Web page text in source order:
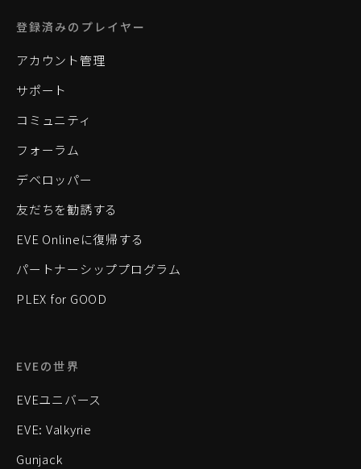
登録済みのプレイヤー
アカウント管理
サポート
コミュニティ
フォーラム
デベロッパー
友だちを勧誘する
EVE Onlineに復帰する
パートナーシッププログラム
PLEX for GOOD
EVEの世界
EVEユニバース
EVE: Valkyrie
Gunjack